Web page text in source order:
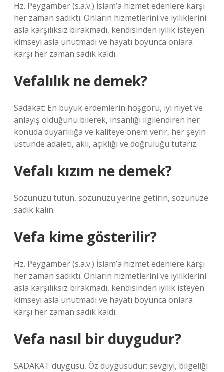
Hz. Peygamber (s.a.v.) İslam’a hizmet edenlere karşı
her zaman sadıktı. Onların hizmetlerini ve iyiliklerini
asla karşılıksız bırakmadı, kendisinden iyilik isteyen
kimseyi asla unutmadı ve hayatı boyunca onlara
karşı her zaman sadık kaldı.
Vefalılık ne demek?
Sadakat; En büyük erdemlerin hoşgörü, iyi niyet ve
anlayış olduğunu bilerek, insanlığı ilgilendiren her
konuda duyarlılığa ve kaliteye önem verir, her şeyin
üstünde adaleti, aklı, açıklığı ve doğruluğu tutarız.
Vefalı kızım ne demek?
Sözünüzü tutun, sözünüzü yerine getirin, sözünüze
sadık kalın.
Vefa kime gösterilir?
Hz. Peygamber (s.a.v.) İslam’a hizmet edenlere karşı
her zaman sadıktı. Onların hizmetlerini ve iyiliklerini
asla karşılıksız bırakmadı, kendisinden iyilik isteyen
kimseyi asla unutmadı ve hayatı boyunca onlara
karşı her zaman sadık kaldı.
Vefa nasıl bir duygudur?
SADAKAT duygusu, Öz duygusudur; sevgiyi, bilgeliği